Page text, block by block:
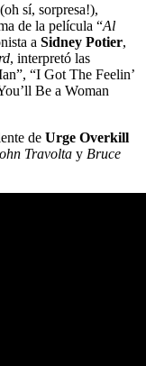
(oh sí, sorpresa!),
de la película “Al
a Sidney Potier,
, interpretó las
“I Got The Feelin’
Be a Woman
de Urge Overkill
Travolta y Bruce